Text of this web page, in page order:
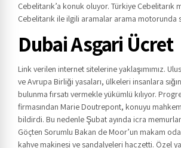
Cebelitarık’a konuk oluyor. Türkiye Cebelitarık
Cebelitarık ile ilgili aramalar arama motorunda
Dubai Asgari Ücret
Link verilen internet sitelerine yaklaşımımız.
ve Avrupa Birliği yasaları, ülkeleri insanlara
bulunma fırsatı vermekle yükümlü kılıyor.
firmasından Marie Doutrepont, konuyu
bildirdi. Bu nedenle Şubat ayında icra
Göçten Sorumlu Bakan de Moor’un makam
kahve makinesi ve sandalyeleri haczetti. Özel